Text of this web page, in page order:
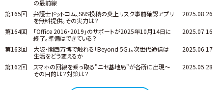
の最前線
第165回
弁護士ドットコム、SNS投稿の炎上リスク事前確認アプリ
を無料提供。その実力は？
2025.08.26
第164回
「Office 2016・2019」のサポートが2025年10月14日に
終了。準備はできている？
2025.07.16
第163回
大阪・関西万博で触れる「Beyond 5G」。次世代通信は
生活をどう変えるか
2025.06.17
第162回
スマホの回線を乗っ取る"ニセ基地局"が各所に出現～
その目的は？対策は？
2025.05.28